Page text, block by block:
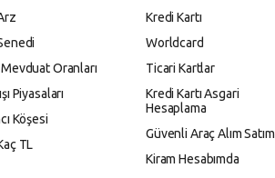
Oranları
Piyasaları
Köşesi
TL
Kredi Kartı
Worldcard
Ticari Kartlar
Kredi Kartı Asgari
Hesaplama
Güvenli Araç Alım Satım
Kiram Hesabımda